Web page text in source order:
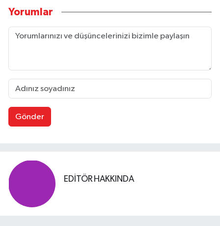
Yorumlar
Gönder
EDITÖR HAKKINDA